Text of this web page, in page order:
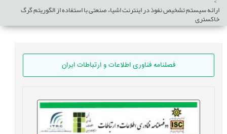
ارائه سیستم تشخیص نفوذ در اینترنت اشیاء صنعتی با استفاده از الگوریتم گرگ
خاکستری
فصلنامه فناوری اطلاعات و ارتباطات ایران